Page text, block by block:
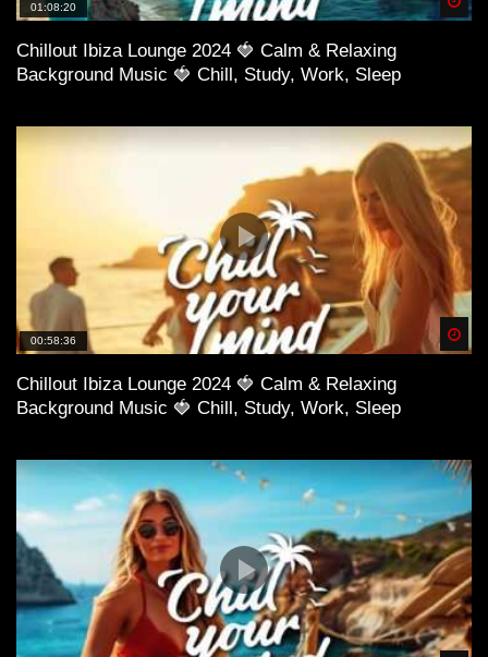
01:08:20
Chillout Ibiza Lounge 2024 🍓 Calm & Relaxing
Background Music 🍓 Chill, Study, Work, Sleep
00:58:36
Chillout Ibiza Lounge 2024 🍓 Calm & Relaxing
Background Music 🍓 Chill, Study, Work, Sleep